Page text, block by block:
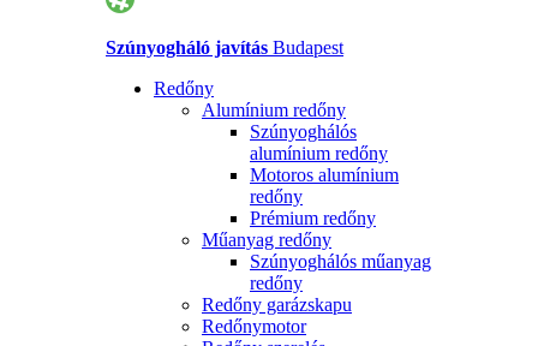
Szúnyogháló javítás Budapest
Redőny
Alumínium redőny
Szúnyoghálós
alumínium redőny
Motoros alumínium
redőny
Prémium redőny
Műanyag redőny
Szúnyoghálós műanyag
redőny
Redőny garázskapu
Redőnymotor